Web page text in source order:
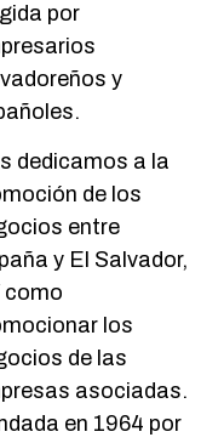
por
y
dedicamos a la
de los
entre
y El Salvador,
como
los
de las
asociadas.
en 1964 por